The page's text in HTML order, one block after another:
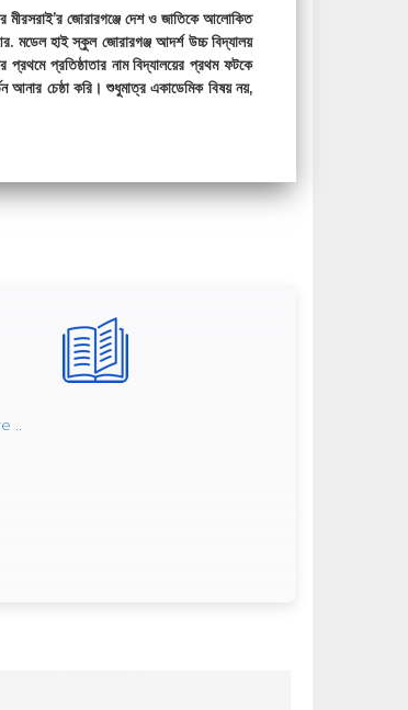
মীরসরাই’র জোরারগঞ্জে দেশ ও জাতিকে আলোকিত
মডেল হাই স্কুল জোরারগঞ্জ আদর্শ উচ্চ বিদ্যালয়
প্রতিষ্ঠাতার নাম বিদ্যালয়ের প্রথম ফটকে
আনার চেষ্ঠা করি। শুধুমাত্র একাডেমিক বিষয় নয়,
..